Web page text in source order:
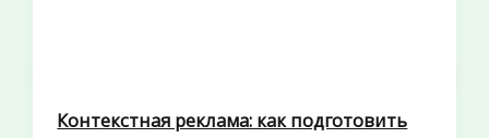
Контекстная реклама: как подготовить